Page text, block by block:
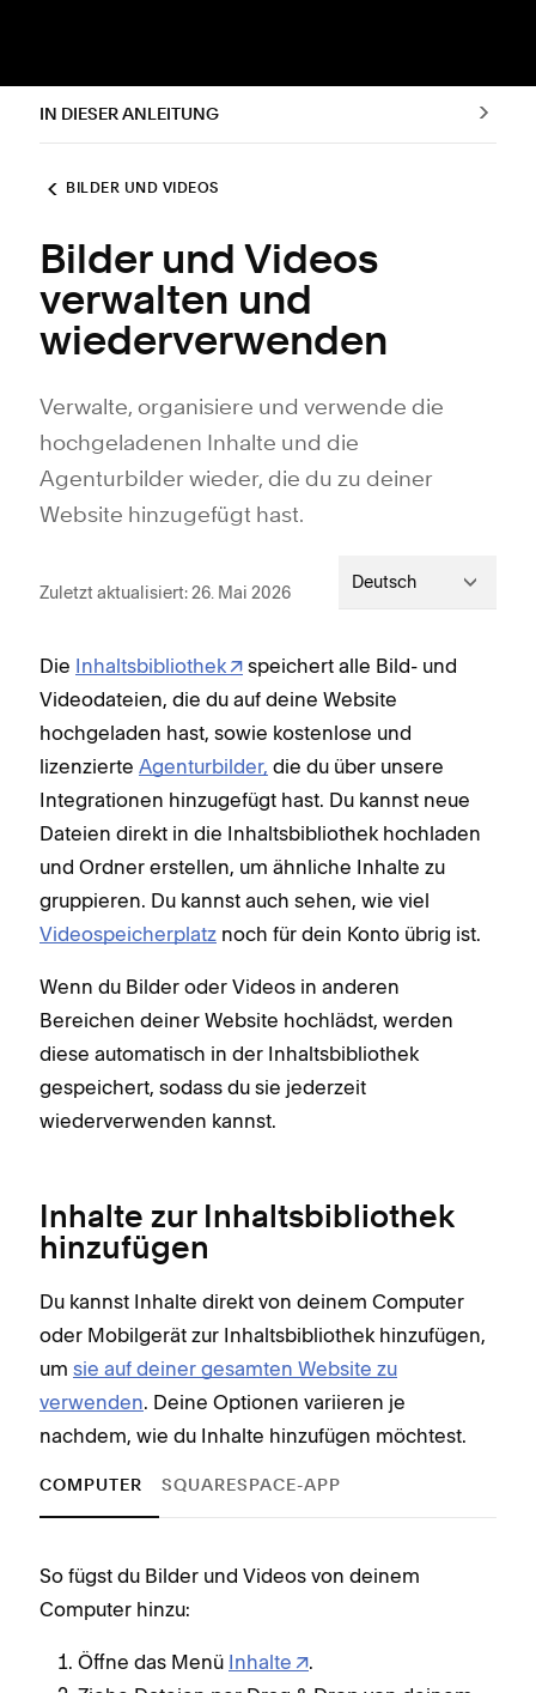
IN DIESER ANLEITUNG
BILDER UND VIDEOS
Bilder und Videos
verwalten und
wiederverwenden
Verwalte, organisiere und verwende die
hochgeladenen Inhalte und die
Agenturbilder wieder, die du zu deiner
Website hinzugefügt hast.
Zuletzt aktualisiert: 26. Mai 2026 Deutsch
Die Inhaltsbibliothek
speichert alle Bild- und
Videodateien, die du auf deine Website
hochgeladen hast, sowie kostenlose und
lizenzierte Agenturbilder, die du über unsere
Integrationen hinzugefügt hast. Du kannst neue
Dateien direkt in die Inhaltsbibliothek hochladen
und Ordner erstellen, um ähnliche Inhalte zu
gruppieren. Du kannst auch sehen, wie viel
Videospeicherplatz noch für dein Konto übrig ist.
Wenn du Bilder oder Videos in anderen
Bereichen deiner Website hochlädst, werden
diese automatisch in der Inhaltsbibliothek
gespeichert, sodass du sie jederzeit
wiederverwenden kannst.
Inhalte zur Inhaltsbibliothek
hinzufügen
Du kannst Inhalte direkt von deinem Computer
oder Mobilgerät zur Inhaltsbibliothek hinzufügen,
um sie auf deiner gesamten Website zu
verwenden. Deine Optionen variieren je
nachdem, wie du Inhalte hinzufügen möchtest.
COMPUTER SQUARESPACE-APP
So fügst du Bilder und Videos von deinem
Computer hinzu:
Öffne das Menü Inhalte
.